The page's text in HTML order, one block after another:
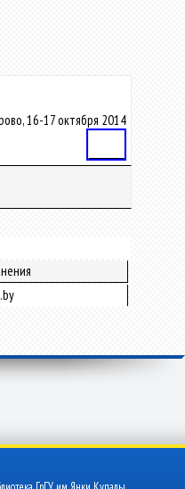
16-17 октября 2014